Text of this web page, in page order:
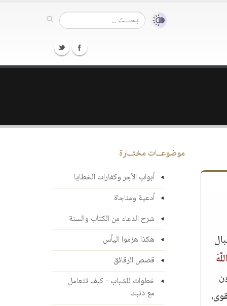
موضوعــات مختــارة
أبواب الأجر وكفارات الخطايا
أدعية ومناجاة
شرح الدعاء من الكتاب والسنة
هكذا هزموا اليأس
قصص الرقائق
خطوات للشباب - كيف تتعامل
مع ذنبك